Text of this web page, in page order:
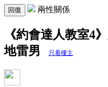
回復 兩性關係
《約會達人教室4
地雷男
只看樓主